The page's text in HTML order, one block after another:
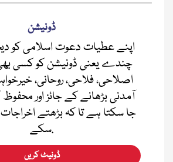
ڈونیشن
اپنے عطیات دعوت اسلامی کو
چندے یعنی ڈونیشن کو کسی بھی
اصلاحی، فلاحی، روحانی،
آمدنی بڑھانے کے جائز اور محفوظ
جا سکتا ہے تا کہ بڑھتے اخراجات
سکے.
ڈونیٹ کریں